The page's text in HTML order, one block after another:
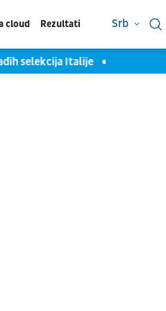
cloud Rezultati Srb
selekcija Italije